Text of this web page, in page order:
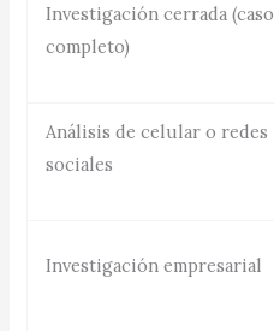
Investigación cerrada (caso
completo)
Análisis de celular o redes
sociales
Investigación empresarial